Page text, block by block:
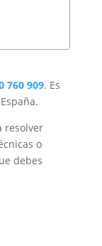
760 909. Es
resolver
o
debes